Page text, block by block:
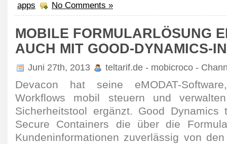
apps
No Comments »
MOBILE FORMULARLÖSUNG
AUCH MIT GOOD-DYNAMICS-
Juni 27th, 2013 teltarif.de - mobicroco -
Devacon hat seine eMODAT-
Workflows mobil steuern und
Sicherheitstool ergänzt. Good
Secure Containers die über die
Kundeninformationen zuverlässig von